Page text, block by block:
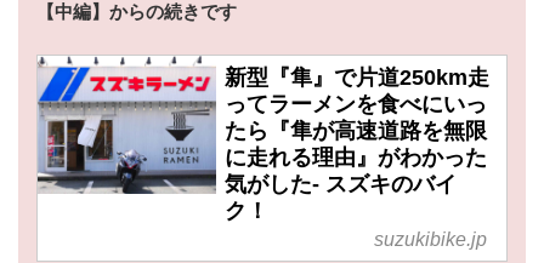
【中編】からの続きです
新型『隼』で片道250km走
ってラーメンを食べにいっ
たら『隼が高速道路を無限
に走れる理由』がわかった
気がした- スズキのバイ
ク！
suzukibike.jp